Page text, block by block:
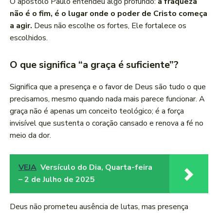
não é o fim, é o lugar onde o poder de Cristo começa
a agir. Deus não escolhe os fortes, Ele fortalece os
escolhidos.
O que significa “a graça é suficiente”?
Significa que a presença e o favor de Deus são tudo o que
precisamos, mesmo quando nada mais parece funcionar. A
graça não é apenas um conceito teológico; é a força
invisível que sustenta o coração cansado e renova a fé no
meio da dor.
VEJA Versículo do Dia, Quarta-feira
– 2 de Julho de 2025
Deus não prometeu ausência de lutas, mas presença